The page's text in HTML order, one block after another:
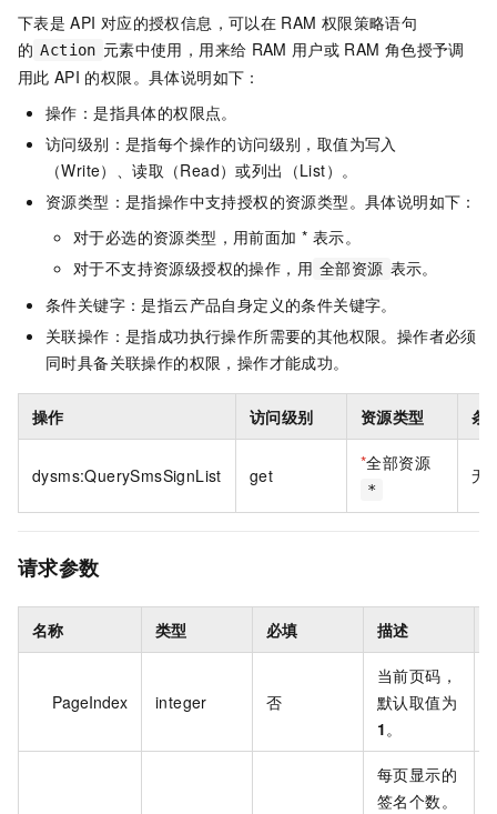
下表是 API 对应的授权信息，可以在 RAM 权限策略语句
的 Action 元素中使用，用来给 RAM 用户或 RAM 角色授予调
用此 API 的权限。具体说明如下：
操作：是指具体的权限点。
访问级别：是指每个操作的访问级别，取值为写入
（Write）、读取（Read）或列出（List）。
资源类型：是指操作中支持授权的资源类型。具体说明如下：
对于必选的资源类型，用前面加 * 表示。
对于不支持资源级授权的操作，用 全部资源 表示。
条件关键字：是指云产品自身定义的条件关键字。
关联操作：是指成功执行操作所需要的其他权限。操作者必须
同时具备关联操作的权限，操作才能成功。
操作 访问级别 资源类型 条
dysms:QuerySmsSignList get
*全部资源
*
无
请求参数
名称 类型 必填 描述
PageIndex integer 否
当前页码，
默认取值为
1 。
每页显示的
签名个数。